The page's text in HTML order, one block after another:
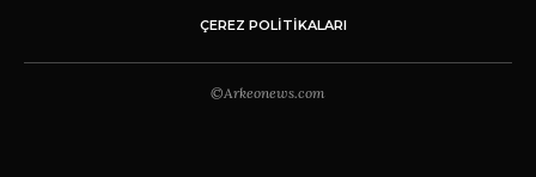
ÇEREZ POLITIKALARI
©Arkeonews.com